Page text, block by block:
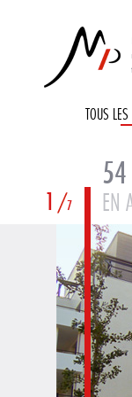
TOUS LES
PRÉCÉDENT
1 7
54
EN